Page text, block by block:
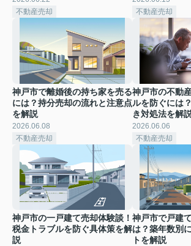
不動産売却
不動産売却
神戸市で離婚後の持ち家を売る
には？持分売却の流れと注意点
を解説
2026.06.08
不動産売却
神戸市の不動
ルを防ぐには
き対処法を解
2026.06.06
不動産売却
神戸市の一戸建て売却体験談！
税金トラブルを防ぐ具体策を解
説
神戸市で戸建
は？築年数別
トを解説